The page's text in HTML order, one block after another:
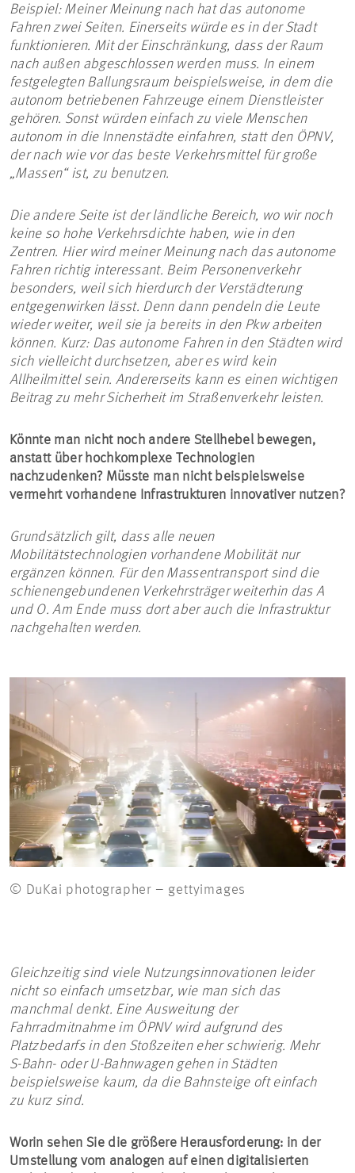
Beispiel: Meiner Meinung nach hat das autonome
Fahren zwei Seiten. Einerseits würde es in der Stadt
funktionieren. Mit der Einschränkung, dass der Raum
nach außen abgeschlossen werden muss. In einem
festgelegten Ballungsraum beispielsweise, in dem die
autonom betriebenen Fahrzeuge einem Dienstleister
gehören. Sonst würden einfach zu viele Menschen
autonom in die Innenstädte einfahren, statt den ÖPNV,
der nach wie vor das beste Verkehrsmittel für große
„Massen“ ist, zu benutzen.
Die andere Seite ist der ländliche Bereich, wo wir noch
keine so hohe Verkehrsdichte haben, wie in den
Zentren. Hier wird meiner Meinung nach das autonome
Fahren richtig interessant. Beim Personenverkehr
besonders, weil sich hierdurch der Verstädterung
entgegenwirken lässt. Denn dann pendeln die Leute
wieder weiter, weil sie ja bereits in den Pkw arbeiten
können. Kurz: Das autonome Fahren in den Städten wird
sich vielleicht durchsetzen, aber es wird kein
Allheilmittel sein. Andererseits kann es einen wichtigen
Beitrag zu mehr Sicherheit im Straßenverkehr leisten.
Könnte man nicht noch andere Stellhebel bewegen,
anstatt über hochkomplexe Technologien
nachzudenken? Müsste man nicht beispielsweise
vermehrt vorhandene Infrastrukturen innovativer nutzen?
Grundsätzlich gilt, dass alle neuen
Mobilitätstechnologien vorhandene Mobilität nur
ergänzen können. Für den Massentransport sind die
schienengebundenen Verkehrsträger weiterhin das A
und O. Am Ende muss dort aber auch die Infrastruktur
nachgehalten werden.
© DuKai photographer – gettyimages
Gleichzeitig sind viele Nutzungsinnovationen leider
nicht so einfach umsetzbar, wie man sich das
manchmal denkt. Eine Ausweitung der
Fahrradmitnahme im ÖPNV wird aufgrund des
Platzbedarfs in den Stoßzeiten eher schwierig. Mehr
S-Bahn- oder U-Bahnwagen gehen in Städten
beispielsweise kaum, da die Bahnsteige oft einfach
zu kurz sind.
Worin sehen Sie die größere Herausforderung: in der
Umstellung vom analogen auf einen digitalisierten